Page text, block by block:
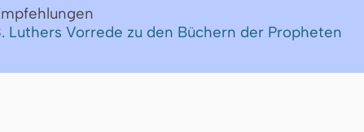
Luthers Vorrede zu den Büchern der Propheten